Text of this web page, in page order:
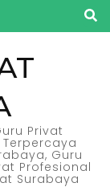
Privat
Guru
Profesional
Surabaya